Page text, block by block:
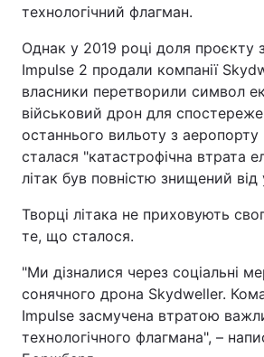
технологічний флагман.
Однак у 2019 році доля проєкту
Impulse 2 продали компанії
власники перетворили символ
військовий дрон для
останнього вильоту з аеропорту в
сталася "катастрофічна втрата
літак був повністю знищений
Творці літака не приховують
те, що сталося.
"Ми дізналися через соціальні
сонячного дрона Skydweller.
Impulse засмучена втратою
технологічного флагмана", –